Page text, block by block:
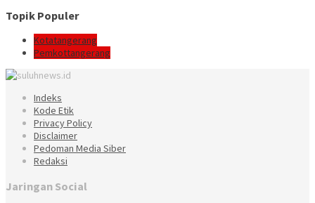
Topik Populer
Kotatangerang
Pemkottangerang
Indeks
Kode Etik
Privacy Policy
Disclaimer
Pedoman Media Siber
Redaksi
Jaringan Social